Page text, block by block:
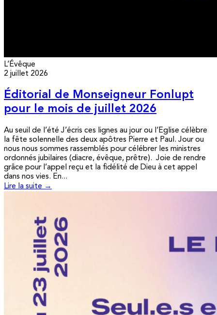
L’Évêque
2 juillet 2026
Éditorial de Monseigneur Fonlupt
pour le mois de juillet 2026
Au seuil de l’été J’écris ces lignes au jour ou l’Eglise célèbre
la fête solennelle des deux apôtres Pierre et Paul. Jour ou
nous nous sommes rassemblés pour célébrer les ministres
ordonnés jubilaires (diacre, évêque, prêtre). Joie de rendre
grâce pour l’appel reçu et la fidélité de Dieu à cet appel
dans nos vies. En...
Lire la suite →